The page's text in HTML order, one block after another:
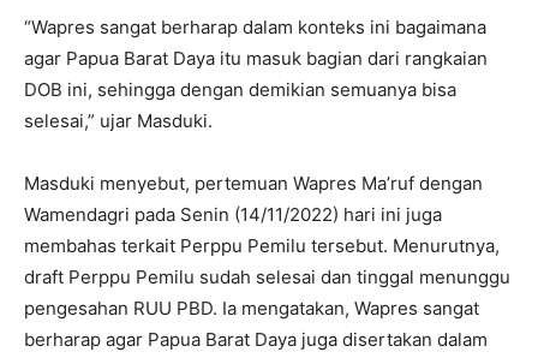
“Wapres sangat berharap dalam konteks ini bagaimana
agar Papua Barat Daya itu masuk bagian dari rangkaian
DOB ini, sehingga dengan demikian semuanya bisa
selesai,” ujar Masduki.
Masduki menyebut, pertemuan Wapres Ma’ruf dengan
Wamendagri pada Senin (14/11/2022) hari ini juga
membahas terkait Perppu Pemilu tersebut. Menurutnya,
draft Perppu Pemilu sudah selesai dan tinggal menunggu
pengesahan RUU PBD. Ia mengatakan, Wapres sangat
berharap agar Papua Barat Daya juga disertakan dalam